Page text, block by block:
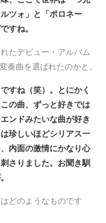
ツォ」と「ポロネー
すね。
たデビュー・アルバム
奏曲を選ばれたのかと。
すね（笑）。とにかく
の曲、ずっと好きでは
ンドみたいな曲が好き
珍しいほどシリアス一
内面の激情にかなり心
さりました。お聞き馴
どのようなものです